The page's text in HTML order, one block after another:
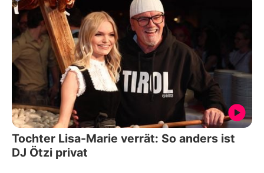
Tochter Lisa-Marie verrät: So anders ist
DJ Ötzi privat